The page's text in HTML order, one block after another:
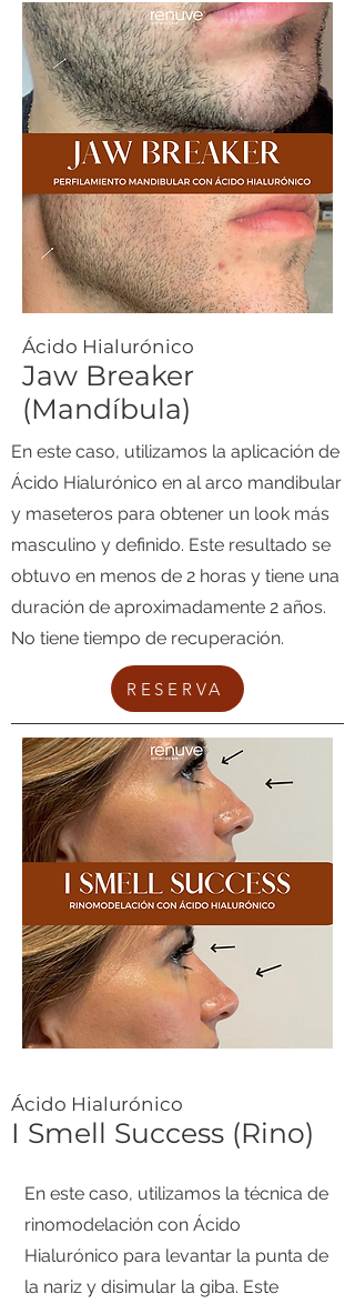
​Ácido Hialurónico
Jaw Breaker
(Mandíbula)
En este caso, utilizamos la aplicación de
Ácido Hialurónico en al arco mandibular
y maseteros para obtener un look más
masculino y definido. Este resultado se
obtuvo en menos de 2 horas y tiene una
duración de aproximadamente 2 años.
No tiene tiempo de recuperación.
RESERVA
​Ácido Hialurónico
I Smell Success (Rino)
En este caso, utilizamos la técnica de
rinomodelación con Ácido
Hialurónico para levantar la punta de
la nariz y disimular la giba. Este